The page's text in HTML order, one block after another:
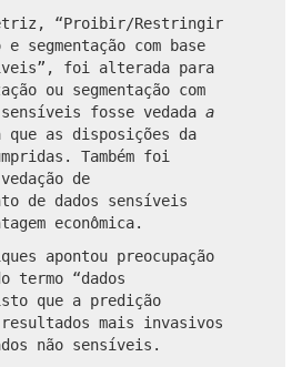
“Proibir/Restringir
segmentação com base
foi alterada para
ou segmentação com
sensíveis fosse vedada a
que as disposições da
Também foi
de
de dados sensíveis
econômica.
apontou preocupação
termo “dados
que a predição
mais invasivos
não sensíveis.